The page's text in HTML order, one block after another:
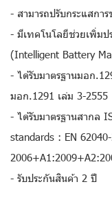
- สามารถปรับกระแสกา
- มีเทคโนโลยีช่วยเพิ่มป
(Intelligent Battery
- ได้รับมาตรฐานมอก
มอก.1291 เล่ม 3-2555
- ได้รับมาตรฐานสากล
standards : EN
- รับประกันสินค้า 2 ปี